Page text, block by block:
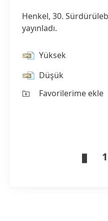
Henkel, 30.
yayınladı.
Yüksek
Düşük
Favorilerime ekle